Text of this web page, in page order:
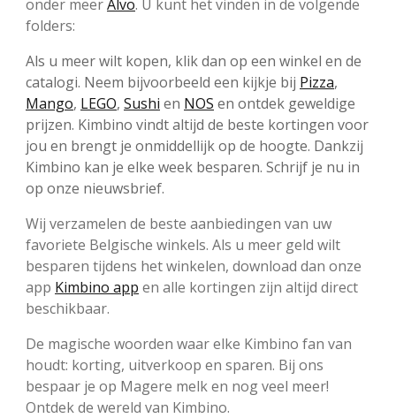
onder meerAlvo. U kunt het vinden in de volgende
folders:
Als u meer wilt kopen, klik dan op een winkel en de
catalogi. Neem bijvoorbeeld een kijkje bij Pizza,
Mango, LEGO, Sushi en NOS en ontdek geweldige
prijzen. Kimbino vindt altijd de beste kortingen voor
jou en brengt je onmiddellijk op de hoogte. Dankzij
Kimbino kan je elke week besparen. Schrijf je nu in
op onze nieuwsbrief.
Wij verzamelen de beste aanbiedingen van uw
favoriete Belgische winkels. Als u meer geld wilt
besparen tijdens het winkelen, download dan onze
app Kimbino app en alle kortingen zijn altijd direct
beschikbaar.
De magische woorden waar elke Kimbino fan van
houdt: korting, uitverkoop en sparen. Bij ons
bespaar je op Magere melk en nog veel meer!
Ontdek de wereld van Kimbino.